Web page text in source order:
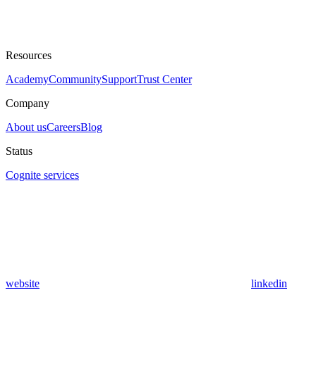
Resources
AcademyCommunitySupportTrust Center
Company
About usCareersBlog
Status
Cognite services
website linkedin